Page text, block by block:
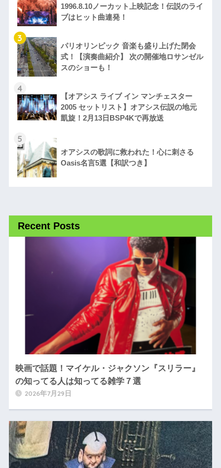
1996.8.10ノーカット上映記念！伝説のライ
ブはヒット曲連発！
3
パリオリンピック 音楽も盛り上げた閉会
式！【演奏曲紹介】 次の開催地ロサンゼル
スのショーも！
4
【オアシス ライブ イン マンチェスター
2005 セットリスト】オアシス伝説の地元
凱旋！2月13日BSP4Kで再放送
5
オアシスの歌詞に救われた！心に刺さる
Oasis名言5選【和訳つき】
Recent Posts
映画で話題！マイケル・ジャクソン『スリラー』
の知ってる人は知ってる雑学７選
2026年7月29日